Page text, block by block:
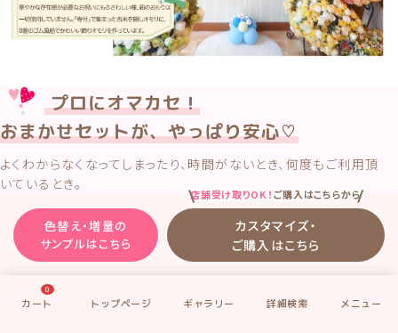
色替え・増量の
サンプルはこちら
店舗受け取りOK！ご購入はこちらから
カスタマイズ・
ご購入はこちら
プロにオマカセ！
おまかせセットが、やっぱり安心♡
よくわからなくなってしまったり、時間がないとき、何度もご利用頂
いているとき。
そんなときは、お祝いのシチュエーションと希望されるカラーだけ
選んで、あとはもう、プロにお任せ！が、安心。そしてらくちん♥
あとは私たちにおまかせ。
「この組み合わせ、きっと喜んでもらえる！」
0